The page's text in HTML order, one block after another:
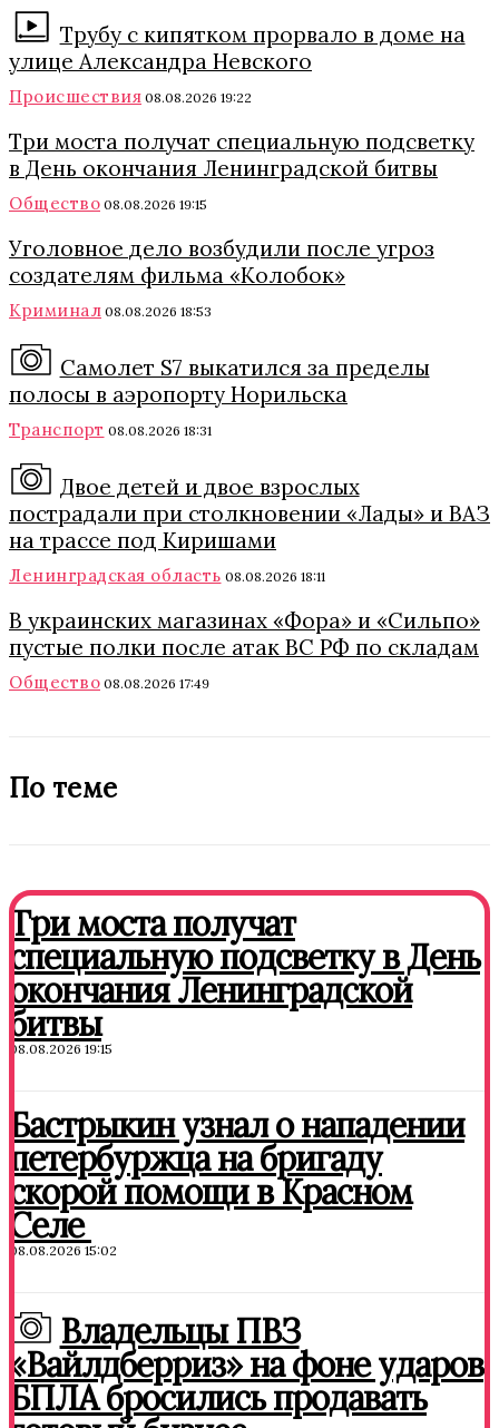
Трубу с кипятком прорвало в доме на
улице Александра Невского
Происшествия 08.08.2026 19:22
Три моста получат специальную подсветку
в День окончания Ленинградской битвы
Общество 08.08.2026 19:15
Уголовное дело возбудили после угроз
создателям фильма «Колобок»
Криминал 08.08.2026 18:53
Самолет S7 выкатился за пределы
полосы в аэропорту Норильска
Транспорт 08.08.2026 18:31
Двое детей и двое взрослых
пострадали при столкновении «Лады» и ВАЗ
на трассе под Киришами
Ленинградская область 08.08.2026 18:11
В украинских магазинах «Фора» и «Сильпо»
пустые полки после атак ВС РФ по складам
Общество 08.08.2026 17:49
По теме
Три моста получат
специальную подсветку в День
окончания Ленинградской
битвы
08.08.2026 19:15
Бастрыкин узнал о нападении
петербуржца на бригаду
скорой помощи в Красном
Селе
08.08.2026 15:02
Владельцы ПВЗ
«Вайлдберриз» на фоне ударов
БПЛА бросились продавать